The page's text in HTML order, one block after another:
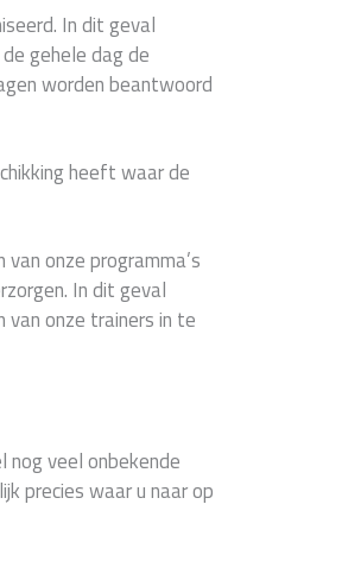
In dit geval
gehele dag de
worden beantwoord
heeft waar de
onze programma’s
In dit geval
onze trainers in te
veel onbekende
precies waar u naar op